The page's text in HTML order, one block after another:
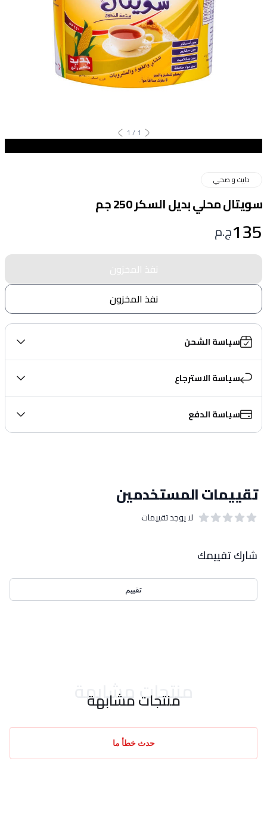
1
/
1
دايت و صحي
سويتال محلي بديل السكر 250 جم
135ج.م
نفذ المخزون
نفذ المخزون
سياسة الشحن
سياسة الاسترجاع
سياسة الدفع
تقييمات المستخدمين
لا يوجد تقييمات
شارك تقييمك
تقييم
منتجات مشابهة
منتجات مشابهة
حدث خطأ ما